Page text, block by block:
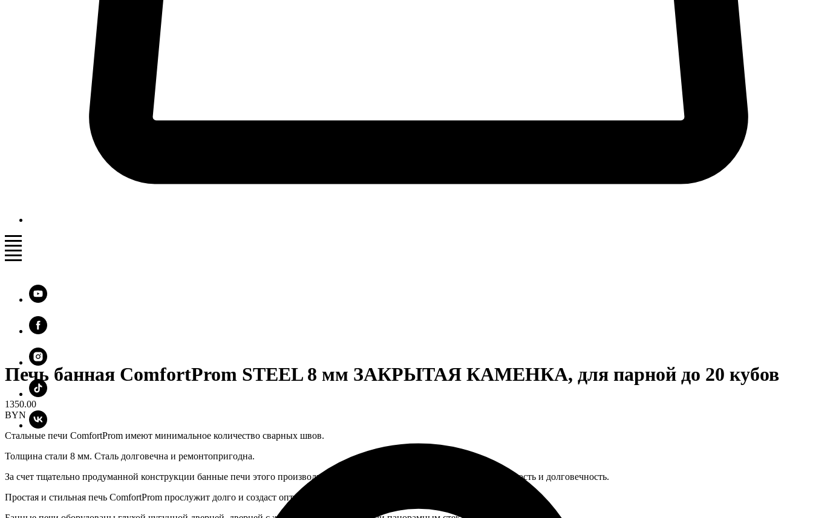
Печь банная ComfortProm STEEL 8 мм ЗАКРЫТАЯ КАМЕНКА, для парной до 20 кубов
1350.00
BYN
Стальные печи ComfortProm имеют минимальное количество сварных швов.
Толщина стали 8 мм. Cталь долговечна и ремонтопригодна.
За счет тщательно продуманной конструкции банные печи этого производителя сочетают в себе изящество дизайна, прочность и долговечность.
Простая и стильная печь ComfortProm прослужит долго и создаст оптимальный микроклимат в Вашей бане или сауне.